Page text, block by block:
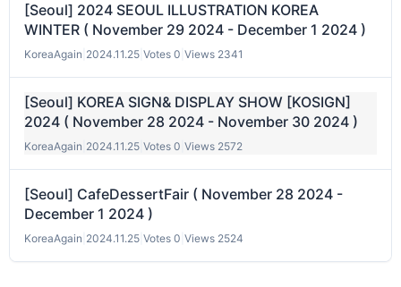
[Seoul] 2024 SEOUL ILLUSTRATION KOREA
WINTER ( November 29 2024 - December 1 2024 )
KoreaAgain 2024.11.25 Votes 0 Views 2341
[Seoul] KOREA SIGN& DISPLAY SHOW [KOSIGN]
2024 ( November 28 2024 - November 30 2024 )
KoreaAgain 2024.11.25 Votes 0 Views 2572
[Seoul] CafeDessertFair ( November 28 2024 -
December 1 2024 )
KoreaAgain 2024.11.25 Votes 0 Views 2524